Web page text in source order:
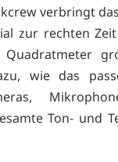
verbringt
zur rechten
wie das
Ton- und